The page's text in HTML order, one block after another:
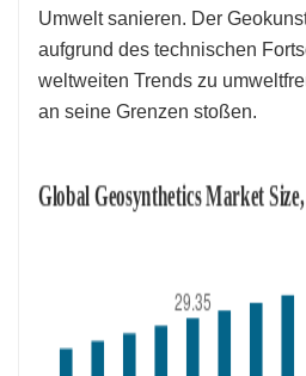
Umwelt sanieren. Der
aufgrund des technischen
weltweiten Trends zu
an seine Grenzen stoßen.